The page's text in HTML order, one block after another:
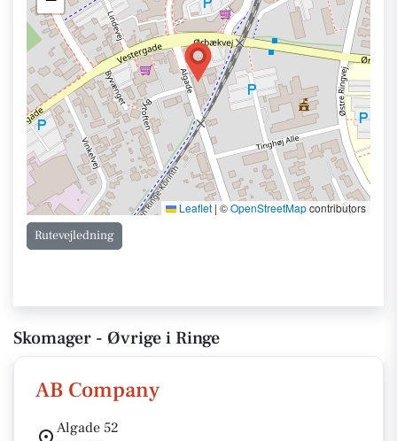
Leaflet | ©OpenStreetMapcontributors
Rutevejledning
Skomager - Øvrige i Ringe
AB Company
Algade 52